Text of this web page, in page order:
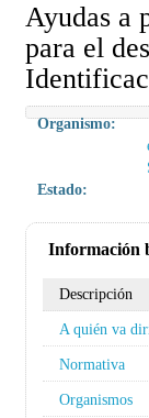
Ayudas a
para el
Organismo:
Estado:
Información
Descripción
A quién va
Normativa
Organismos